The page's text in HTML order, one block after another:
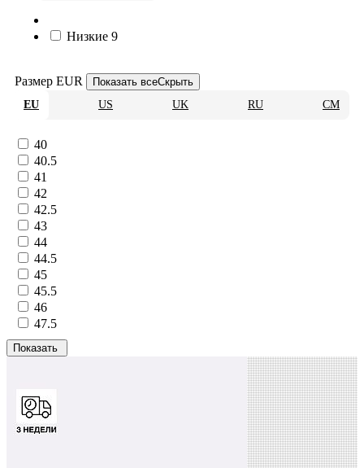
Низкие 9
Размер EUR Показать всеСкрыть
EU
US UK RU CM
40
40.5
41
42
42.5
43
44
44.5
45
45.5
46
47.5